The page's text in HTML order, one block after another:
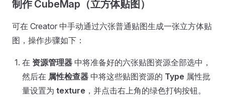
制作 CubeMap（立方体贴图）
可在 Creator 中手动通过六张普通贴图生成一张立方体贴
图，操作步骤如下：
在 资源管理器 中将准备好的六张贴图资源全部选中，
然后在 属性检查器 中将这些贴图资源的 Type 属性批
量设置为 texture ，并点击右上角的绿色打钩按钮。